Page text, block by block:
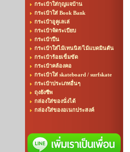
กระเป๋าใส่กุญแจบ้าน
กระเป๋าใส่ Book Bank
กระเป๋าอูคูเลเล่
กระเป๋าจัดระเบียบ
กระเป๋าปืน
กระเป๋าใส่ไม้เทนนิส/ไม้แบดมินตัน
กระเป๋าร้อยเข็มขัด
กระเป๋าคล้องคอ
กระเป๋าใส่ skateboard / surfskate
กระเป๋าประเภทอื่นๆ
ถุงยังชีพ
กล่องใส่ของนั่งได้
กล่องใส่ของอเนกประสงค์